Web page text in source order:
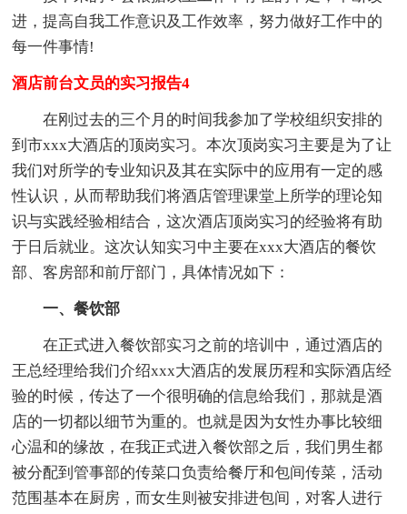
进，提高自我工作意识及工作效率，努力做好工作中的
每一件事情!
酒店前台文员的实习报告4
在刚过去的三个月的时间我参加了学校组织安排的
到市xxx大酒店的顶岗实习。本次顶岗实习主要是为了让
我们对所学的专业知识及其在实际中的应用有一定的感
性认识，从而帮助我们将酒店管理课堂上所学的理论知
识与实践经验相结合，这次酒店顶岗实习的经验将有助
于日后就业。这次认知实习中主要在xxx大酒店的餐饮
部、客房部和前厅部门，具体情况如下：
一、餐饮部
在正式进入餐饮部实习之前的培训中，通过酒店的
王总经理给我们介绍xxx大酒店的发展历程和实际酒店经
验的时候，传达了一个很明确的信息给我们，那就是酒
店的一切都以细节为重的。也就是因为女性办事比较细
心温和的缘故，在我正式进入餐饮部之后，我们男生都
被分配到管事部的传菜口负责给餐厅和包间传菜，活动
范围基本在厨房，而女生则被安排进包间，对客人进行